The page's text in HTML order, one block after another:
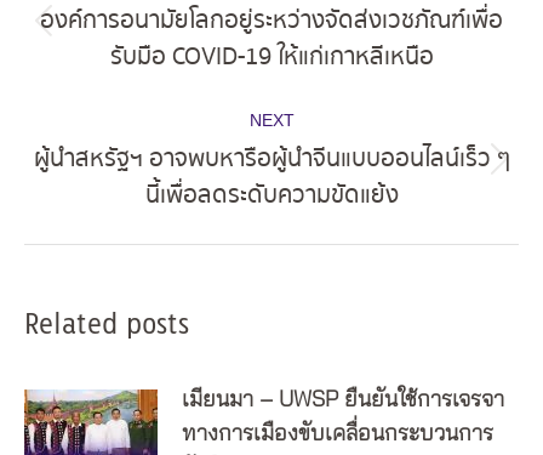
Previous
post:
องค์การอนามัยโลกอยู่ระหว่างจัดส่งเวชภัณฑ์เพื่อ
รับมือ COVID-19 ให้แก่เกาหลีเหนือ
NEXT
Next
post:
ผู้นำสหรัฐฯ อาจพบหารือผู้นำจีนแบบออนไลน์เร็ว ๆ
นี้เพื่อลดระดับความขัดแย้ง
Related posts
เมียนมา – UWSP ยืนยันใช้การเจรจา
ทางการเมืองขับเคลื่อนกระบวนการ